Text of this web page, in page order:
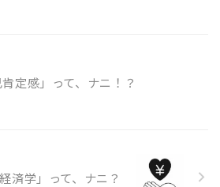
肯定感」って、ナニ！？
経済学」って、ナニ？